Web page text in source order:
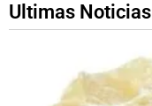
Ultimas Noticias